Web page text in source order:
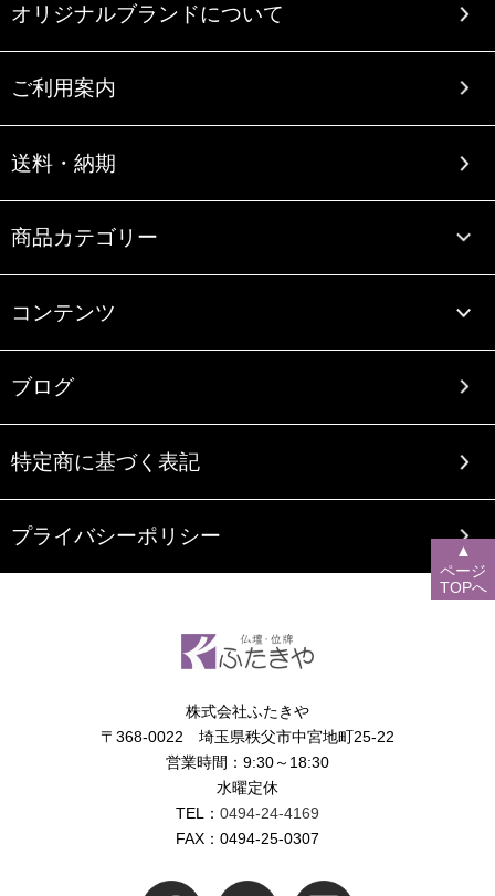
オリジナルブランドについて
ご利用案内
送料・納期
商品カテゴリー
コンテンツ
ブログ
特定商に基づく表記
プライバシーポリシー
株式会社ふたきや
〒368-0022 埼玉県秩父市中宮地町25-22
営業時間：9:30～18:30
水曜定休
TEL： 0494-24-4169
FAX：0494-25-0307
▲
ページ
TOPへ